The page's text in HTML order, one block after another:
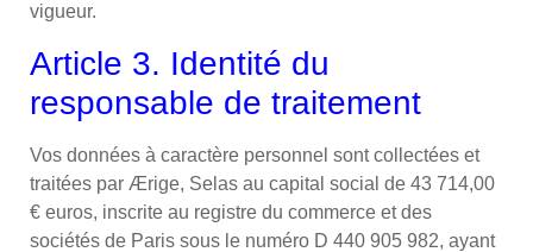
vigueur.
Article 3. Identité du
responsable de traitement
Vos données à caractère personnel sont collectées et
traitées par Ærige, Selas au capital social de 43 714,00
€ euros, inscrite au registre du commerce et des
sociétés de Paris sous le numéro D 440 905 982, ayant